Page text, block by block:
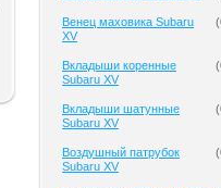
Венец маховика Subaru
XV
(
Вкладыши коренные
Subaru XV
(
Вкладыши шатунные
Subaru XV
(
Воздушный патрубок
Subaru XV
(